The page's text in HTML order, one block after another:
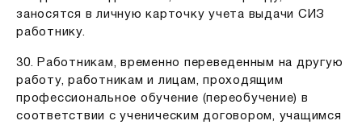
заносятся в личную карточку учета выдачи СИЗ
работнику.
30. Работникам, временно переведенным на другую
работу, работникам и лицам, проходящим
профессиональное обучение (переобучение) в
соответствии с ученическим договором, учащимся